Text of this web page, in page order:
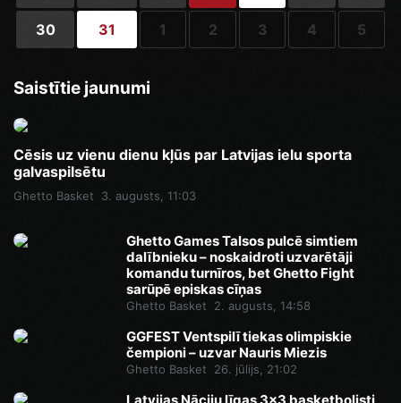
30 31 1 2 3 4 5
Saistītie jaunumi
Cēsis uz vienu dienu kļūs par Latvijas ielu sporta
galvaspilsētu
Ghetto Basket 3. augusts, 11:03
Ghetto Games Talsos pulcē simtiem
dalībnieku – noskaidroti uzvarētāji
komandu turnīros, bet Ghetto Fight
sarūpē episkas cīņas
Ghetto Basket 2. augusts, 14:58
GGFEST Ventspilī tiekas olimpiskie
čempioni – uzvar Nauris Miezis
Ghetto Basket 26. jūlijs, 21:02